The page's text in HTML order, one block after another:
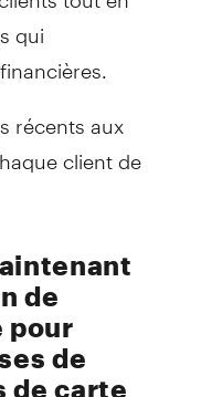
qui
récents aux
client de
de
pour
de
de carte